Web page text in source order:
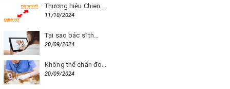
Thương hiệu Chien...
11/10/2024
Tại sao bác sĩ th...
20/09/2024
Không thể chẩn đo...
20/09/2024